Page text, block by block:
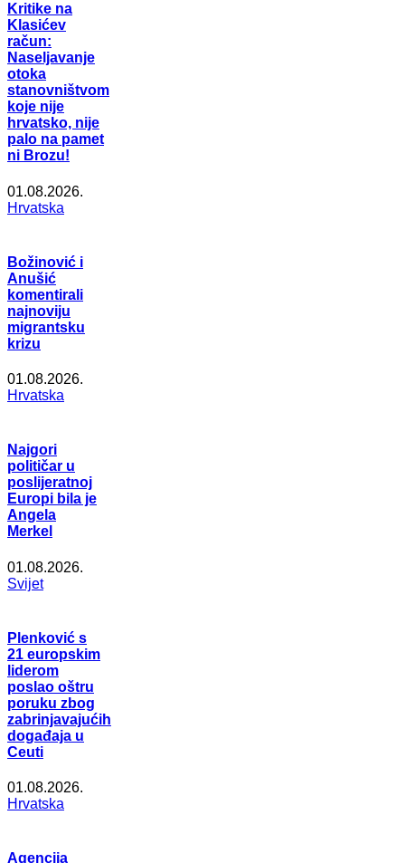
Kritike na
Klasićev
račun:
Naseljavanje
otoka
stanovništvom
koje nije
hrvatsko, nije
palo na pamet
ni Brozu!
01.08.2026.
Hrvatska
Božinović i
Anušić
komentirali
najnoviju
migrantsku
krizu
01.08.2026.
Hrvatska
Najgori
političar u
poslijeratnoj
Europi bila je
Angela
Merkel
01.08.2026.
Svijet
Plenković s
21 europskim
liderom
poslao oštru
poruku zbog
zabrinjavajućih
događaja u
Ceuti
01.08.2026.
Hrvatska
Agencija